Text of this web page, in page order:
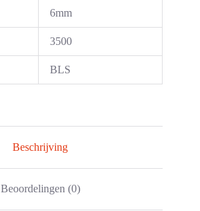
6mm
3500
BLS
Beschrijving
Beoordelingen (0)